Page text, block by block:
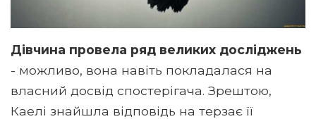
Дівчина провела ряд великих досліджень
- можливо, вона навіть покладалася на
власний досвід спостерігача. Зрештою,
Каелі знайшла відповідь на терзає її